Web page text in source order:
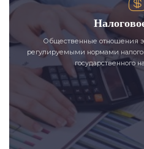
Общественные отношения
регулируемыми нормами
государственного